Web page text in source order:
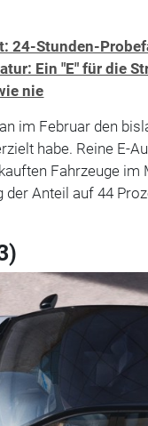
24-Stunden-
Ein "E" für die
nie
im Februar den
habe. Reine E-
Fahrzeuge
der Anteil auf 44